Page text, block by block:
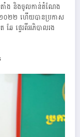
ាំង និងចូលកាន់តំណែង
២០២២ ហើយបានប្រកាស
ែ ផ្ទេរពីអភិបាលរង